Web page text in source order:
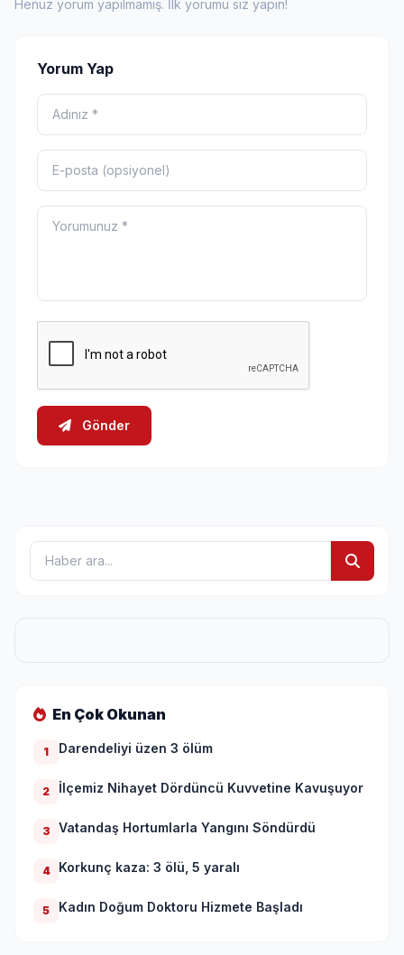
Henüz yorum yapılmamış. İlk yorumu siz yapın!
Yorum Yap
Gönder
En Çok Okunan
1 Darendeliyi üzen 3 ölüm
2 İlçemiz Nihayet Dördüncü Kuvvetine Kavuşuyor
3 Vatandaş Hortumlarla Yangını Söndürdü
4 Korkunç kaza: 3 ölü, 5 yaralı
5 Kadın Doğum Doktoru Hizmete Başladı